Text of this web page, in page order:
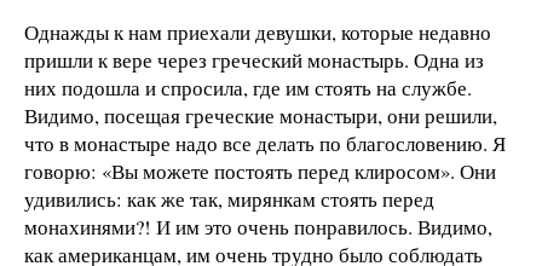
Однажды к нам приехали девушки, которые недавно
пришли к вере через греческий монастырь. Одна из
них подошла и спросила, где им стоять на службе.
Видимо, посещая греческие монастыри, они решили,
что в монастыре надо все делать по благословению. Я
говорю: «Вы можете постоять перед клиросом». Они
удивились: как же так, мирянкам стоять перед
монахинями?! И им это очень понравилось. Видимо,
как американцам, им очень трудно было соблюдать